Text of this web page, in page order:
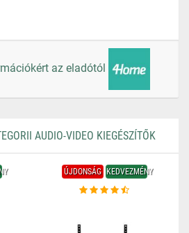
az eladótól
AUDIO-VIDEO KIEGÉSZÍTŐK
ÚJDONSÁG KEDVEZMÉNY